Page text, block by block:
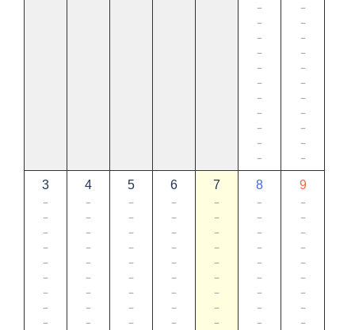
－
－
－
－
－
－
－
－
－
－
－
－
－
－
－
－
－
－
－
－
－
－
3
－
－
－
－
－
－
－
－
－
4
－
－
－
－
－
－
－
－
－
5
－
－
－
－
－
－
－
－
－
6
－
－
－
－
－
－
－
－
－
7
－
－
－
－
－
－
－
－
－
8
－
－
－
－
－
－
－
－
－
9
－
－
－
－
－
－
－
－
－